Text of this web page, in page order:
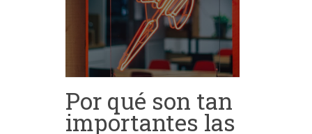
Por qué son tan
importantes las